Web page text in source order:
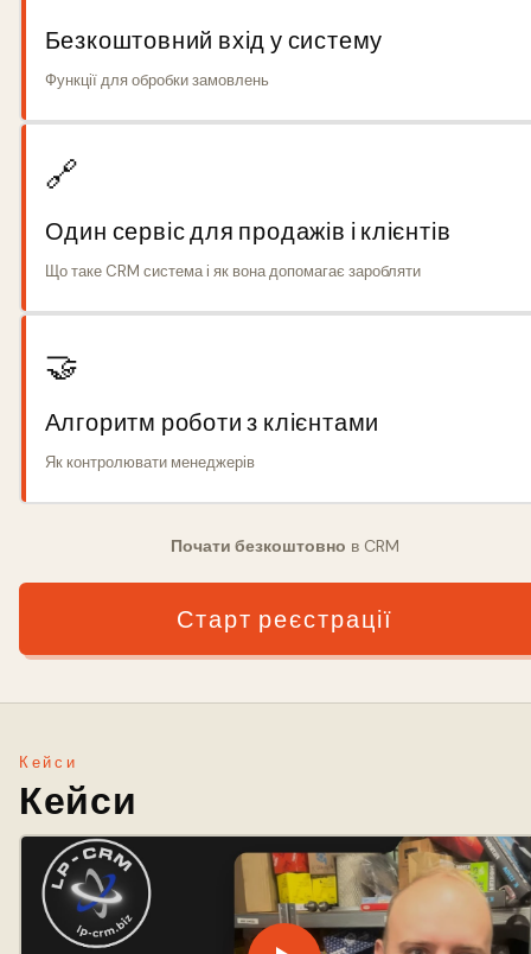
Безкоштовний вхід у систему
Функції для обробки замовлень
🔗
Один сервіс для продажів і клієнтів
Що таке CRM система і як вона допомагає заробляти
🤝
Алгоритм роботи з клієнтами
Як контролювати менеджерів
Почати безкоштовно в CRM
Старт реєстрації
Кейси
Кейси